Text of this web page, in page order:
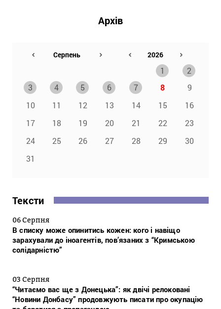
Архів
1
2
3
4 5 6 7 8
9
10
11 12 13 14 15
16
17
18 19 20 21 22
23
24
25 26 27 28 29
30
31
Тексти
06 Серпня
В списку може опинитись кожен: кого і навіщо
зарахували до іноагентів, пов’язаних з “Кримською
солідарністю”
03 Серпня
“Читаємо вас ще з Донецька”: як двічі релоковані
“Новини Донбасу” продовжують писати про окупацію